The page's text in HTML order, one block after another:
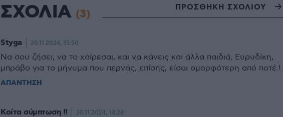
ΣΧΟΛΙΑ (3) ΠΡΟΣΘΗΚΗ ΣΧΟΛΙΟΥ
Styga 20.11.2024, 15:50
Να σου ζήσει, να το χαίρεσαι, και να κάνεις και άλλα παιδιά, Ευρυδίκη,
μπράβο για το μήνυμα που περνάς, επίσης, είσαι ομορφότερη από ποτέ.!
ΑΠΑΝΤΗΣΗ
Κοίτα σύμπτωση !! 20.11.2024, 14:28